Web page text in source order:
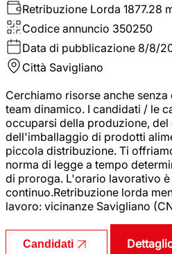
Retribuzione Lorda 1877.28
Codice annuncio 350250
Data di pubblicazione 8/8/
Città Savigliano
Cerchiamo risorse anche
team dinamico. I candidati / le
occuparsi della produzione,
dell'imballaggio di prodotti
piccola distribuzione. Ti
norma di legge a tempo
di proroga. L'orario lavorativo
continuo.Retribuzione lorda
lavoro: vicinanze Savigliano
Candidati